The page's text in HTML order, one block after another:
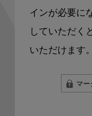
インが必要に
していただく
いただけます。
マー